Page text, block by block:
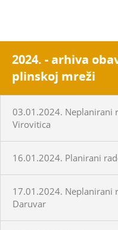
2024. - arhiva
plinskoj mreži
03.01.2024. Neplanirani
Virovitica
16.01.2024. Planirani
17.01.2024. Neplanirani
Daruvar